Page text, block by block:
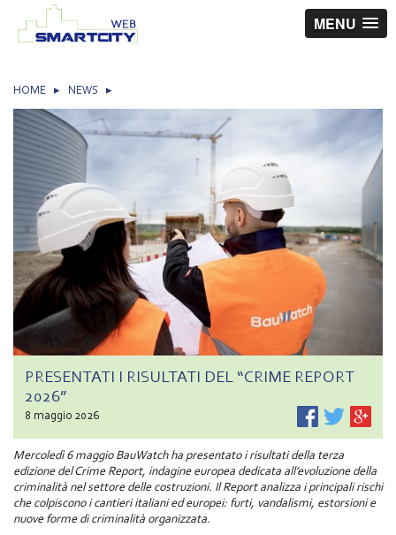
MENU
HOME ▸ NEWS ▸
PRESENTATI I RISULTATI DEL “CRIME REPORT
2026”
8 maggio 2026
Mercoledì 6 maggio BauWatch ha presentato i risultati della terza
edizione del Crime Report, indagine europea dedicata all’evoluzione della
criminalità nel settore delle costruzioni. Il Report analizza i principali rischi
che colpiscono i cantieri italiani ed europei: furti, vandalismi, estorsioni e
nuove forme di criminalità organizzata.